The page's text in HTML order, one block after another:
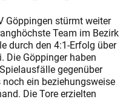
Göppingen stürmt weiter
Team im Bezirk
durch den 4:1-Erfolg über
Die Göppinger haben
gegenüber
ein beziehungsweise
Die Tore erzielten